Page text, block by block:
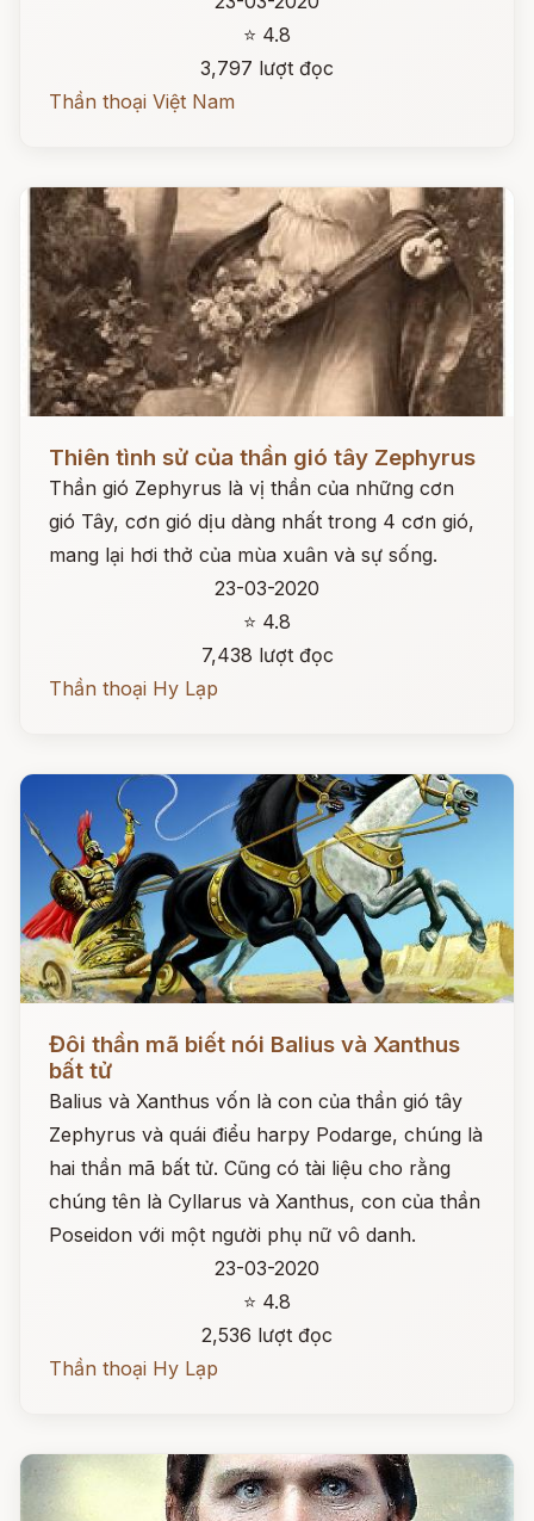
⭐ 4.8
3,797 lượt đọc
Thần thoại Việt Nam
Thiên tình sử của thần gió tây Zephyrus
Thần gió Zephyrus là vị thần của những cơn
gió Tây, cơn gió dịu dàng nhất trong 4 cơn gió,
mang lại hơi thở của mùa xuân và sự sống.
23-03-2020
⭐ 4.8
7,438 lượt đọc
Thần thoại Hy Lạp
Đôi thần mã biết nói Balius và Xanthus
bất tử
Balius và Xanthus vốn là con của thần gió tây
Zephyrus và quái điểu harpy Podarge, chúng là
hai thần mã bất tử. Cũng có tài liệu cho rằng
chúng tên là Cyllarus và Xanthus, con của thần
Poseidon với một người phụ nữ vô danh.
23-03-2020
⭐ 4.8
2,536 lượt đọc
Thần thoại Hy Lạp